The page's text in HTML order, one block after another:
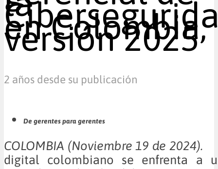
en Colombia,
versión 2025
2 años desde su publicación
De gerentes para gerentes
COLOMBIA (Noviembre 19 de
digital colombiano se enfrenta a